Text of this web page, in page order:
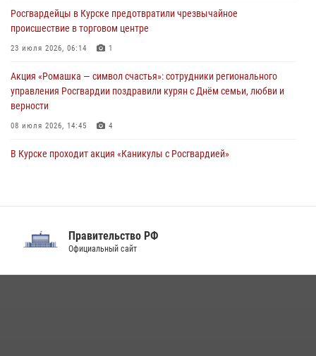
27 июля 2026, 09:24
Росгвардейцы в Курске предотвратили чрезвычайное
происшествие в торговом центре
23 июля 2026, 06:14 1
Акция «Ромашка — символ счастья»: сотрудники регионального
управления Росгвардии поздравили курян с Днём семьи, любви и
верности
08 июля 2026, 14:45 4
В Курске проходит акция «Каникулы с Росгвардией»
13 июля 2026, 11:37 1
Правительство РФ
Официальный сайт